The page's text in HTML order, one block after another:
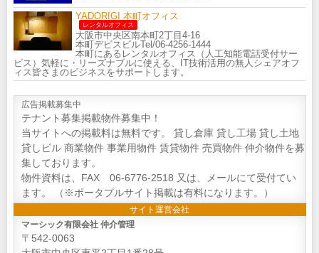
YADORIGI 本町オフィス
レンタルオフィス
大阪市中央区南本町2丁目4-16
本町デビスビルTel/06-4256-1444
本町にあるレンタルオフィス（人工知能電話受付サー
ビス）気軽に・リーズナブルに使える、IT技術活用の無人シェアオフ
ィス皆さまのビジネスをサポートします。
広告掲載募集中
テナント募集掲載物件募集中！
当サイトへの掲載料は無料です。 貸し倉庫 貸し工場 貸し土地
貸しビル 商業物件 事業用物件 賃貸物件 売買物件 仲介物件を募
集しております。
物件資料は、FAX 06-6776-2518 又は、メールにて受付てい
ます。 （※ポータプルサイト掲載は有料になります。）
サイト運営会社
マーシック有限会社 仲介管理
〒542-0063